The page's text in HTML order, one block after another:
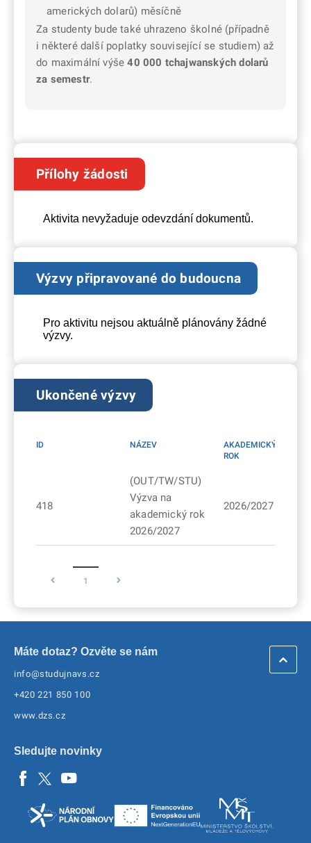
amerických dolarů) měsíčně
Za studenty bude také uhrazeno školné (případně
i některé další poplatky související se studiem) až
do maximální výše40 000 tchajwanských dolarů
za semestr.
Přílohy žádosti
Aktivita nevyžaduje odevzdání dokumentů.
Výzvy připravované do budoucna
Pro aktivitu nejsou aktuálně plánovány žádné
výzvy.
Ukončené výzvy
ID NÁZEV
AKADEMICKÝ
ROK
418
(OUT/TW/STU)
Výzva na
akademický rok
2026/2027
2026/2027
1
Máte dotaz? Ozvěte se nám
info@studujnavs.cz
+420 221 850 100
www.dzs.cz
Sledujte novinky